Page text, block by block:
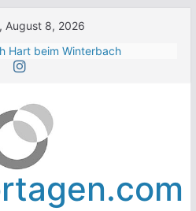
August 8, 2026
Hart beim Winterbach
2026
Cinelli Brothers beim
Zeltspektakel 2026
Michel Jarre bei den jazz open
auf der Piazza Roma 2026
Hart